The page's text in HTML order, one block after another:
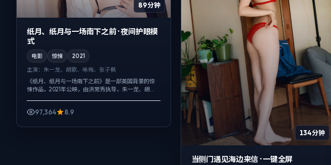
89分钟
纸月、纸月与一场南下之前 · 夜间护眼模
式
电影 惊悚
2021
主演： 朱一龙、胡歌、咏梅、张子枫
《纸月、纸月与一场南下之前》是一部英国背景的惊
悚作品，2021年公映，由洪常秀执导，朱一龙、胡
97,364 8.9
134分钟
当侧门遇见海边来信 · 一键全屏